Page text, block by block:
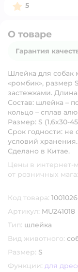
Рейтинг:
5
О товаре
Гарантия
Шлейка для собак
«ромбик», размер
застежками.
Состав: шлейка –
кольцо – сплав
Размер: S (1,6х30-
Срок годности:
условий хранения.
Сделано в Китае.
Цены в интернет-
от розничных
Код товара:
Артикул: MU241018
Тип: шлейка
Вид животного:
Размер: S
Функции: для